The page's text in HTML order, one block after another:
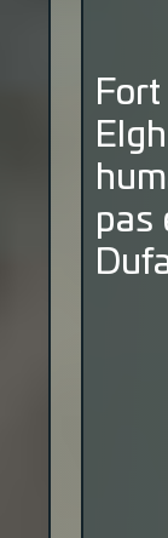
pas